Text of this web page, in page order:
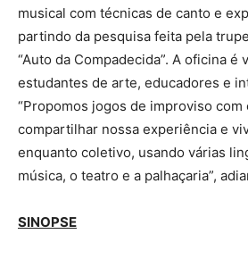
musical com técnicas de canto e
partindo da pesquisa feita pela
“Auto da Compadecida”. A oficina é
estudantes de arte, educadores e
“Propomos jogos de improviso com
compartilhar nossa experiência e
enquanto coletivo, usando várias
música, o teatro e a palhaçaria”,
SINOPSE